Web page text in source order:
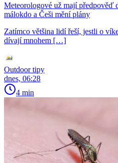
Meteorologové už mají předpověď
málokdo a Češi mění plány
Zatímco většina lidí řeší, jestli o
dívají mnohem […]
Outdoor tipy
dnes, 06:28
4 min